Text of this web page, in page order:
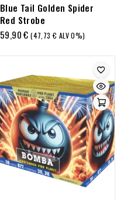
Blue Tail Golden Spider
Red Strobe
59,90€ (47,73€ ALV 0%)